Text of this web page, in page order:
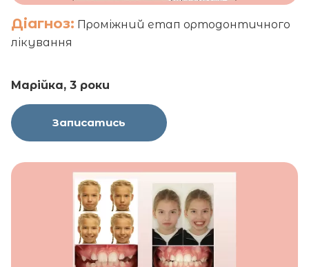
Діагноз: Проміжний етап ортодонтичного
лікування
Марійка, 3 роки
Записатись